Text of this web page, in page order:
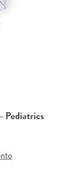
Pediatrics